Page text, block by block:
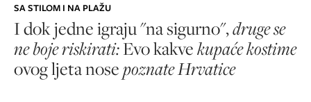
SA STILOM I NA PLAŽU
I dok jedne igraju "na sigurno",druge se
ne boje riskirati:Evo kakvekupaće kostime
ovog ljeta nosepoznate Hrvatice